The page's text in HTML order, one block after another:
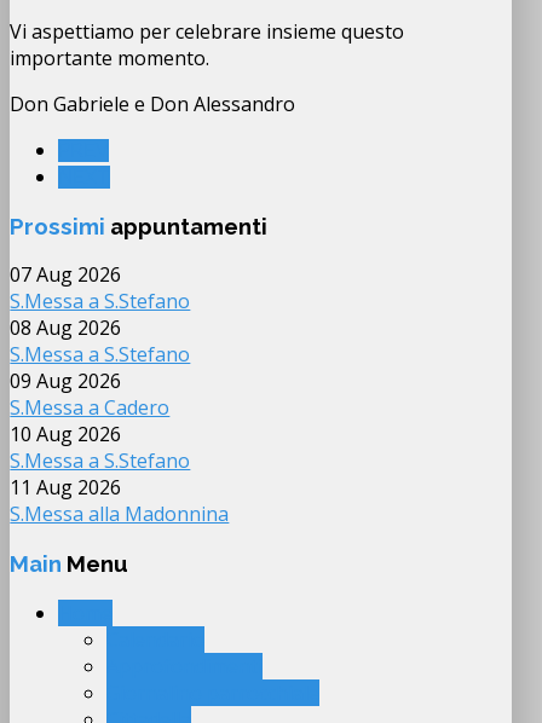
Vi aspettiamo per celebrare insieme questo
importante momento.
Don Gabriele e Don Alessandro
Prossimi appuntamenti
07 Aug 2026
S.Messa a S.Stefano
08 Aug 2026
S.Messa a S.Stefano
09 Aug 2026
S.Messa a Cadero
10 Aug 2026
S.Messa a S.Stefano
11 Aug 2026
S.Messa alla Madonnina
Main Menu